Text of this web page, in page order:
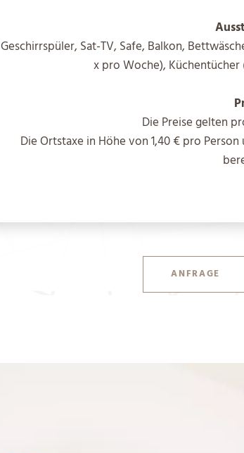
Geschirrspüler, Sat-TV, Safe, Balkon,
x pro Woche),
Die Preise gelten
Die Ortstaxe in Höhe von 1,40 € pro
ANFRAGE